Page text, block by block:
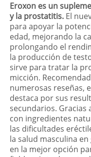
Eroxon es un
y la prostatitis. El
para apoyar la
edad, mejorando la
prolongando el
la producción de
sirve para tratar la
micción.
numerosas reseñas,
destaca por sus
secundarios. Gracias
con ingredientes
las dificultades
la salud masculina
en la mejor opción